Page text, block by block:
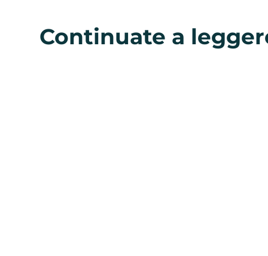
Continuate a